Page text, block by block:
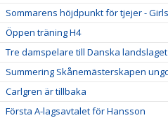
Sommarens höjdpunkt för tjejer -
Öppen träning H4
Tre damspelare till Danska landslaget
Summering Skånemästerskapen
Carlgren är tillbaka
Första A-lagsavtalet för Hansson